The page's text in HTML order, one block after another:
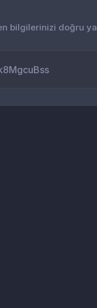
bilgilerinizi doğru